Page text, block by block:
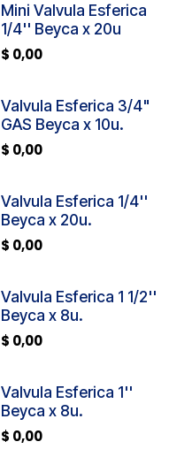
Mini Valvula Esferica
1/4'' Beyca x 20u
$ 0,00
Valvula Esferica 3/4"
GAS Beyca x 10u.
$ 0,00
Valvula Esferica 1/4''
Beyca x 20u.
$ 0,00
Valvula Esferica 1 1/2''
Beyca x 8u.
$ 0,00
Valvula Esferica 1''
Beyca x 8u.
$ 0,00